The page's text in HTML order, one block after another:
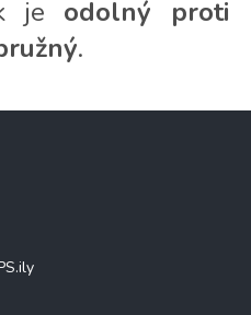
je odolný proti
.